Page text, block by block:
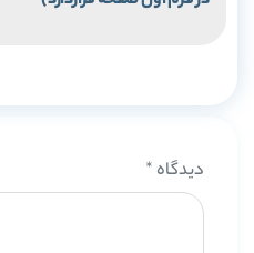
دیدگاه *